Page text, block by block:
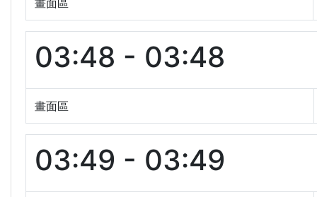
畫面區
03:48 - 03:48
畫面區
03:49 - 03:49